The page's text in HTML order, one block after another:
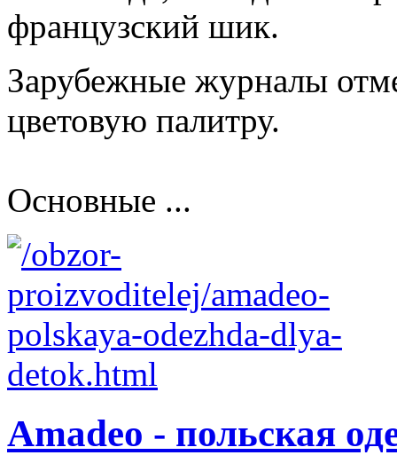
французский шик.
Зарубежные журналы
цветовую палитру.
Основные ...
Amadeo - польская